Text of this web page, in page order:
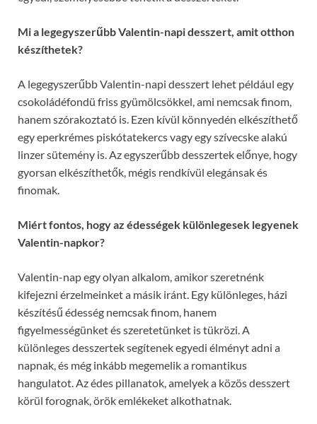
Mi a legegyszerűbb Valentin-napi desszert, amit otthon
készíthetek?
A legegyszerűbb Valentin-napi desszert lehet például egy
csokoládéfondü friss gyümölcsökkel, ami nemcsak finom,
hanem szórakoztató is. Ezen kívül könnyedén elkészíthető
egy eperkrémes piskótatekercs vagy egy szívecske alakú
linzer sütemény is. Az egyszerűbb desszertek előnye, hogy
gyorsan elkészíthetők, mégis rendkívül elegánsak és
finomak.
Miért fontos, hogy az édességek különlegesek legyenek
Valentin-napkor?
Valentin-nap egy olyan alkalom, amikor szeretnénk
kifejezni érzelmeinket a másik iránt. Egy különleges, házi
készítésű édesség nemcsak finom, hanem
figyelmességünket és szeretetünket is tükrözi. A
különleges desszertek segítenek egyedi élményt adni a
napnak, és még inkább megemelik a romantikus
hangulatot. Az édes pillanatok, amelyek a közös desszert
körül forognak, örök emlékeket alkothatnak.